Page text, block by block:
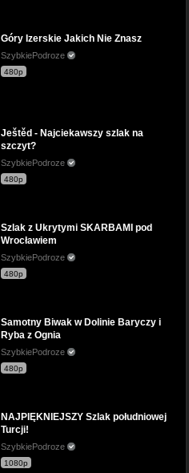
Góry Izerskie Jakich Nie Znasz
SzybkiePodroze
480p
Ještěd - Najciekawszy szlak na
szczyt?
SzybkiePodroze
480p
Szlak z Ukrytymi SKARBAMI pod
Wrocławiem
SzybkiePodroze
480p
Samotny Biwak w Dolinie Baryczy i
Ryba z Ognia
SzybkiePodroze
480p
NAJPIĘKNIEJSZY Szlak południowej
Turcji!
SzybkiePodroze
1080p